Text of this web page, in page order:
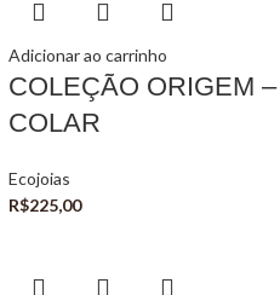
Adicionar ao carrinho
COLEÇÃO ORIGEM –
COLAR
Ecojoias
R$225,00